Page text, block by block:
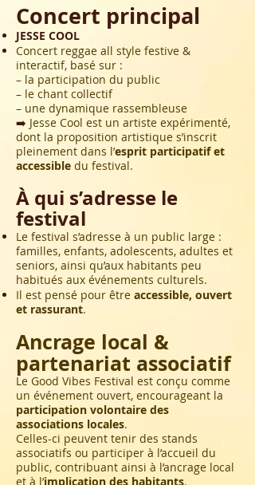
Concert principal
JESSE COOL
Concert reggae all style festive &
interactif, basé sur :
– la participation du public
– le chant collectif
– une dynamique rassembleuse
➡️ Jesse Cool est un artiste expérimenté,
dont la proposition artistique s’inscrit
pleinement dans l’esprit participatif et
accessible du festival.
À qui s’adresse le
festival
Le festival s’adresse à un public large :
familles, enfants, adolescents, adultes et
seniors, ainsi qu’aux habitants peu
habitués aux événements culturels.
Il est pensé pour être accessible, ouvert
et rassurant.
Ancrage local &
partenariat associatif
Le Good Vibes Festival est conçu comme
un événement ouvert, encourageant la
participation volontaire des
associations locales.
Celles-ci peuvent tenir des stands
associatifs ou participer à l’accueil du
public, contribuant ainsi à l’ancrage local
et à l’implication des habitants.